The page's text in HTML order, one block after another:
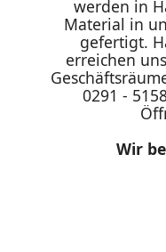
werden in
Material in
gefertigt.
erreichen
0291 -
Wir